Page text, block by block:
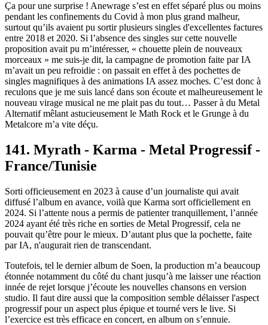
Ça pour une surprise ! Anewrage s’est en effet séparé plus ou moins
pendant les confinements du Covid à mon plus grand malheur,
surtout qu’ils avaient pu sortir plusieurs singles d'excellentes factures
entre 2018 et 2020. Si l’absence des singles sur cette nouvelle
proposition avait pu m’intéresser, « chouette plein de nouveaux
morceaux » me suis-je dit, la campagne de promotion faite par IA
m’avait un peu refroidie : on passait en effet à des pochettes de
singles magnifiques à des animations IA assez moches. C’est donc à
reculons que je me suis lancé dans son écoute et malheureusement le
nouveau virage musical ne me plait pas du tout… Passer à du Metal
Alternatif mêlant astucieusement le Math Rock et le Grunge à du
Metalcore m’a vite déçu.
141. Myrath - Karma - Metal Progressif -
France/Tunisie
Sorti officieusement en 2023 à cause d’un journaliste qui avait
diffusé l’album en avance, voilà que Karma sort officiellement en
2024. Si l’attente nous a permis de patienter tranquillement, l’année
2024 ayant été très riche en sorties de Metal Progressif, cela ne
pouvait qu’être pour le mieux. D’autant plus que la pochette, faite
par IA, n'augurait rien de transcendant.
Toutefois, tel le dernier album de Soen, la production m’a beaucoup
étonnée notamment du côté du chant jusqu’à me laisser une réaction
innée de rejet lorsque j’écoute les nouvelles chansons en version
studio. Il faut dire aussi que la composition semble délaisser l'aspect
progressif pour un aspect plus épique et tourné vers le live. Si
l’exercice est très efficace en concert, en album on s’ennuie.